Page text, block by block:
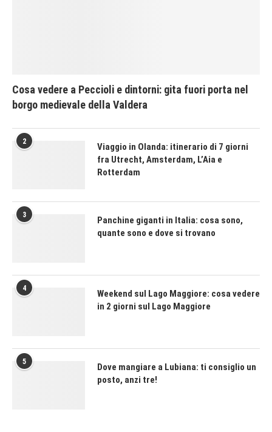
Cosa vedere a Peccioli e dintorni: gita fuori porta nel
borgo medievale della Valdera
2
Viaggio in Olanda: itinerario di 7 giorni
fra Utrecht, Amsterdam, L’Aia e
Rotterdam
3
Panchine giganti in Italia: cosa sono,
quante sono e dove si trovano
4
Weekend sul Lago Maggiore: cosa vedere
in 2 giorni sul Lago Maggiore
5
Dove mangiare a Lubiana: ti consiglio un
posto, anzi tre!